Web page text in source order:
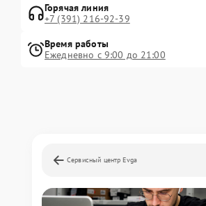
Горячая линия
+7 (391) 216-92-39
Время работы
Ежедневно с 9:00 до 21:00
Сервисный центр Evga